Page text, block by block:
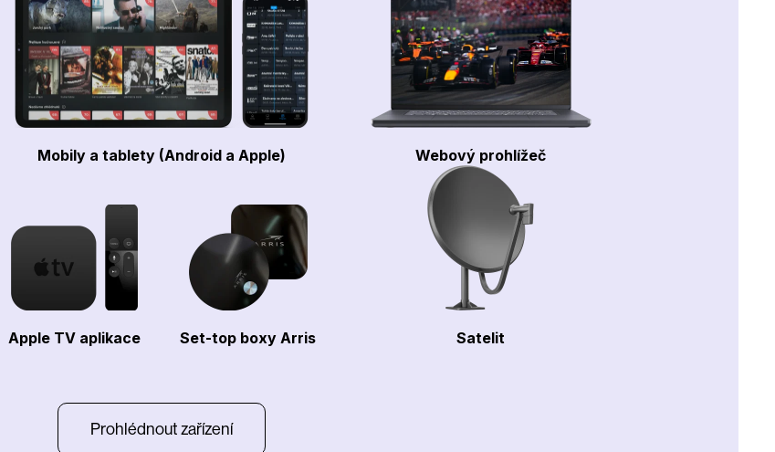
Mobily a tablety (Android a Apple) Webový prohlížeč
Apple TV aplikace Set-top boxy Arris Satelit
Prohlédnout zařízení